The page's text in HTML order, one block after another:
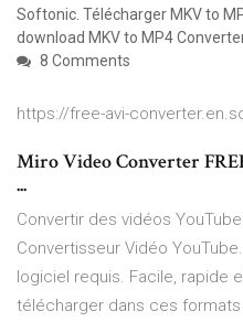
Softonic. Télécharger MKV to
download MKV to MP4
8 Comments
https://free-avi-
Miro Video Converter
...
Convertir des vidéos
Convertisseur Vidéo
logiciel requis. Facile, rapide
télécharger dans ces formats :